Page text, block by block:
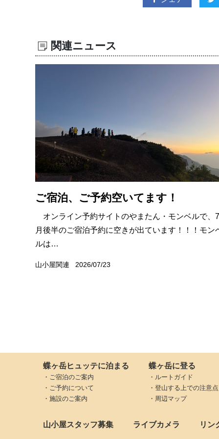
関連ニュース
ご宿泊、ご予約空いてます！
オンライン予約サイトのやまたん・モンベルで、7
月後半のご宿泊予約に空きが出ています！！！モン
ルは…
山小屋関連 2026/07/23
蝶ヶ岳ヒュッテに泊まる
・ご宿泊のご案内
・ご予約について
・施設のご案内
蝶ヶ岳に登る
・ルートガイド
・登山する上での注意点
・周辺マップ
山小屋スタッフ募集 ライブカメラ リン